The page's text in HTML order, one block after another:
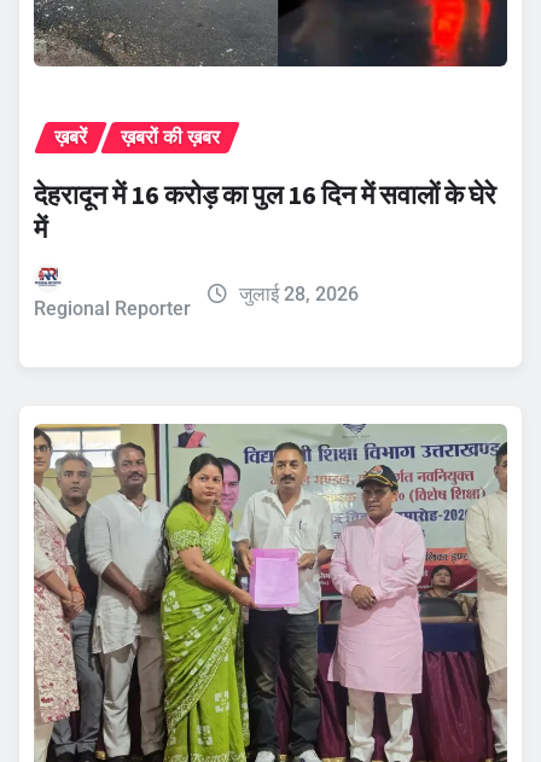
ख़बरें ख़बरों की ख़बर
देहरादून में 16 करोड़ का पुल 16 दिन में सवालों के घेरे
में
Regional Reporter
जुलाई 28, 2026